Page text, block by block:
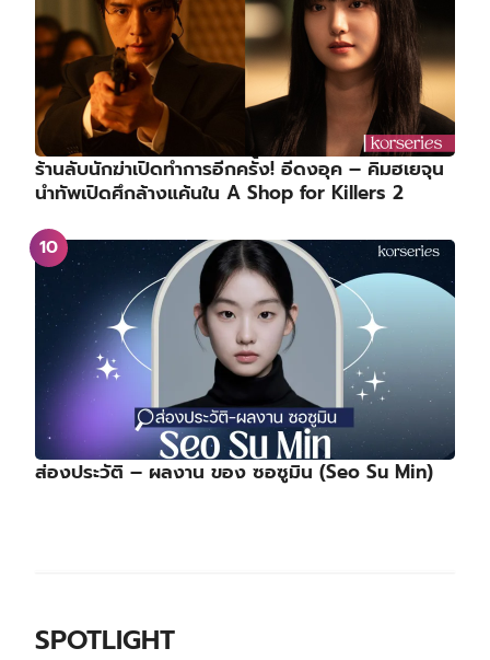
ร้านลับนักฆ่าเปิดทำการอีกครั้ง! อีดงอุค – คิมฮเยจุน
นำทัพเปิดศึกล้างแค้นใน A Shop for Killers 2
ส่องประวัติ – ผลงาน ของ ซอซูมิน (Seo Su Min)
SPOTLIGHT